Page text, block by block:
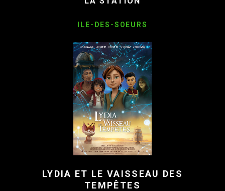
ILE-DES-SOEURS
LYDIA ET LE VAISSEAU DES
TEMPÊTES